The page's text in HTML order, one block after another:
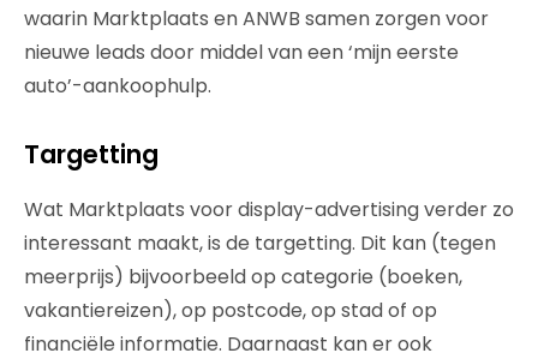
waarin Marktplaats en ANWB samen zorgen voor
nieuwe leads door middel van een ‘mijn eerste
auto’-aankoophulp.
Targetting
Wat Marktplaats voor display-advertising verder zo
interessant maakt, is de targetting. Dit kan (tegen
meerprijs) bijvoorbeeld op categorie (boeken,
vakantiereizen), op postcode, op stad of op
financiële informatie. Daarnaast kan er ook